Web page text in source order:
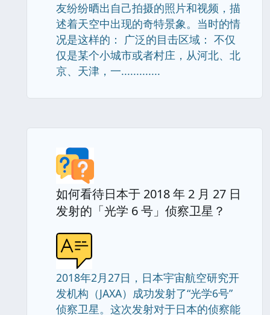
友纷纷晒出自己拍摄的照片和视频，描
述着天空中出现的奇特景象。当时的情
况是这样的： 广泛的目击区域： 不仅
仅是某个小城市或者村庄，从河北、北
京、天津，一.............
如何看待日本于 2018 年 2 月 27 日
发射的「光学 6 号」侦察卫星？
2018年2月27日，日本宇宙航空研究开
发机构（JAXA）成功发射了“光学6号”
侦察卫星。这次发射对于日本的侦察能